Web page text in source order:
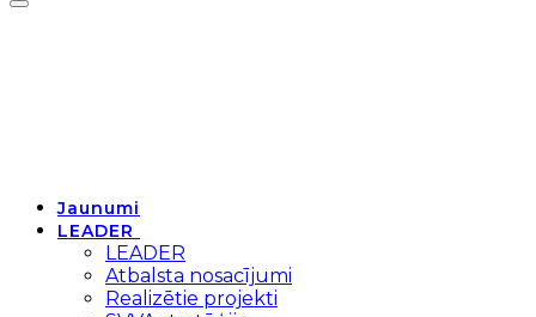
Toggle
Jaunumi
LEADER
LEADER
Atbalsta nosacījumi
Realizētie projekti